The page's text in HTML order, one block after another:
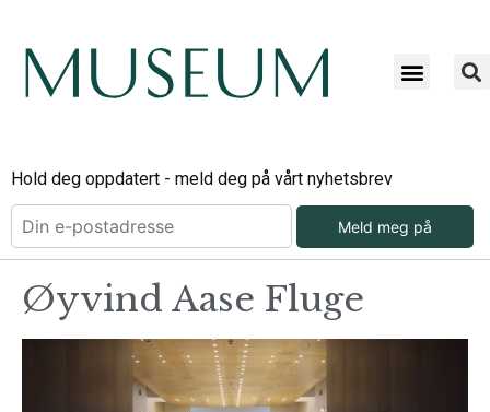
Hold deg oppdatert - meld deg på vårt nyhetsbrev
Meld meg på
Øyvind Aase Fluge